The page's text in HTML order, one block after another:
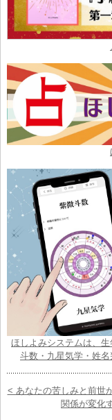
ほしよみシステムは、
斗数・九星気学・姓名
< あなたの苦しみと前世
関係が変化